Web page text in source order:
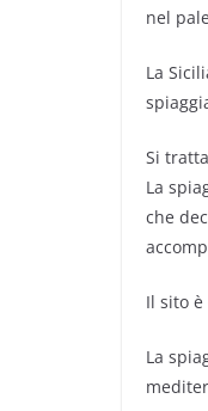
nel
La
Si
La
che
Il sito
La